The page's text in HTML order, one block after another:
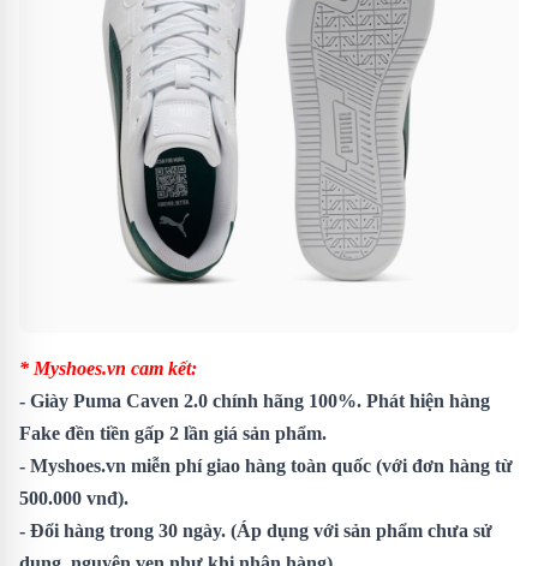
* Myshoes.vn cam kết:
- Giày Puma Caven 2.0 chính hãng 100%. Phát hiện hàng
Fake đền tiền gấp 2 lần giá sản phẩm.
- Myshoes.vn miễn phí giao hàng toàn quốc (với đơn hàng từ
500.000 vnđ).
- Đổi hàng trong 30 ngày. (Áp dụng với sản phẩm chưa sử